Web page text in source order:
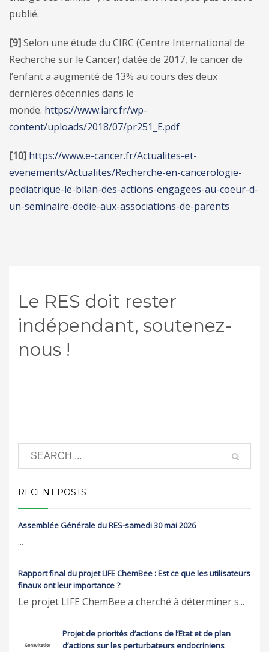
publié.
[9]Selon une étude du CIRC (Centre International de
Recherche sur le Cancer) datée de 2017, le cancer de
l’enfant a augmenté de 13% au cours des deux
dernières décennies dans le
monde. https://www.iarc.fr/wp-
content/uploads/2018/07/pr251_E.pdf
[10] https://www.e-cancer.fr/Actualites-et-
evenements/Actualites/Recherche-en-cancerologie-
pediatrique-le-bilan-des-actions-engagees-au-coeur-d-
un-seminaire-dedie-aux-associations-de-parents
Le RES doit rester
indépendant, soutenez-
nous !
RECENT POSTS
Assemblée Générale du RES-samedi 30 mai 2026
...
Rapport final du projet LIFE ChemBee : Est ce que les utilisateurs
finaux ont leur importance ?
Le projet LIFE ChemBee a cherché à déterminer s...
Projet de priorités d’actions de l’Etat et de plan
d’actions sur les perturbateurs endocriniens